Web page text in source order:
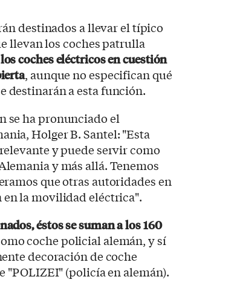
destinados a llevar el típico
llevan los coches patrulla
coches eléctricos en cuestión
, aunque no especifican qué
destinarán a esta función.
se ha pronunciado el
Holger B. Santel: "Esta
y puede servir como
y más allá. Tenemos
que otras autoridades en
la movilidad eléctrica".
éstos se suman a los 160
coche policial alemán, y sí
decoración de coche
"POLIZEI" (policía en alemán).